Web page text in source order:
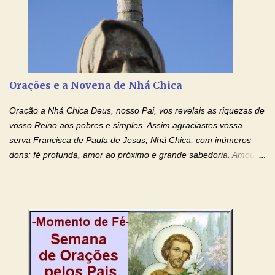
creio, Jesus, e clamo que este Sangue seja agora derramado
sobre mim e sobre todos os meus familiares. Eu peço, Senhor
Jesus, que, pelo poder libertador e salvítico deste Sangue,
possamos nos livrar de toda opressão diabólica que possa estar
prejudicando a nossa família. Peço também que atenda, em
(apresente aqui o seu pedido...) Eu, desde já, agradeço de
coração, confiante que o Senhor me atenderá. Eu louvo o Pai por
ter nos dado o Senhor, Jesus, como presente de Páscoa. eu
agradeço de coração ao Espíri...
Orações e a Novena de Nhá Chica
Oração a Nhá Chica Deus, nosso Pai, vos revelais as riquezas de
vosso Reino aos pobres e simples. Assim agraciastes vossa
serva Francisca de Paula de Jesus, Nhá Chica, com inúmeros
dons: fé profunda, amor ao próximo e grande sabedoria. Amou a
Senhor Jesus Cristo, vosso Filho, na unidade do Espírito Santo.
Amém. Novena a Nhá Chica (Oração para obter os favores
celestiais através da intercessão da Serva de Deus Nhá Chica)
(Rezar durante nove dias seguidos ou intercalados) Nhá Chica,
recorro a vós como intercessora entre a Bondade Divina e as